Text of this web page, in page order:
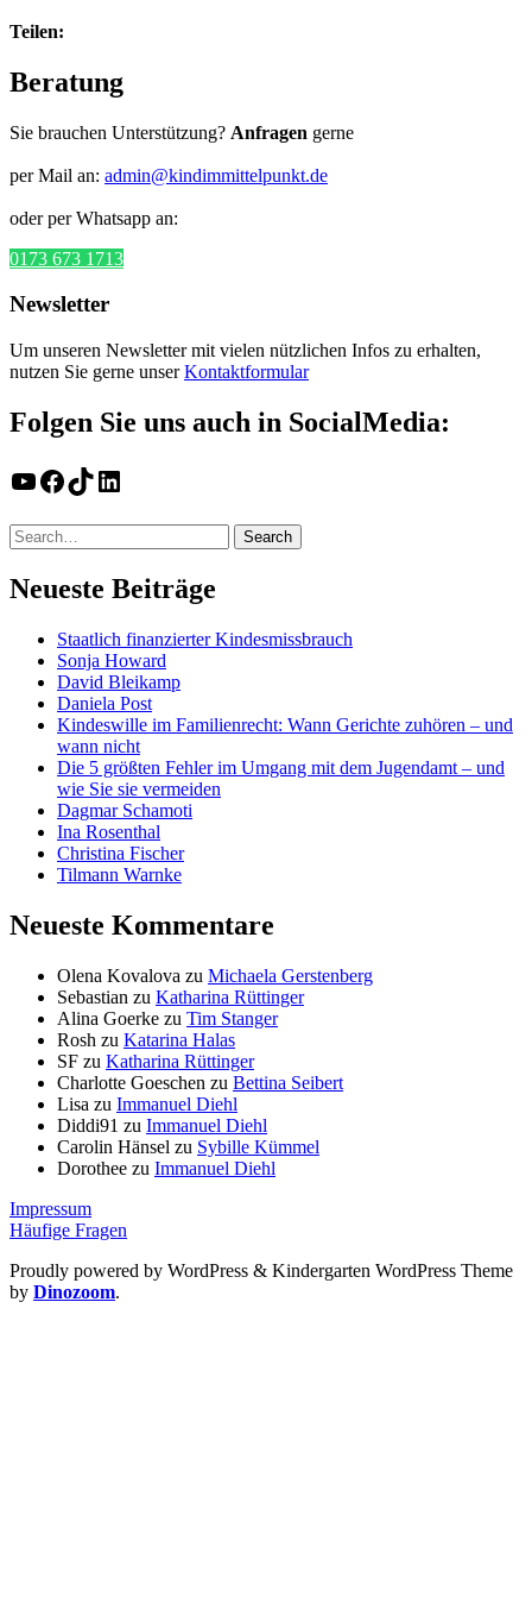
Teilen:
Beratung
Sie brauchen Unterstützung? Anfragen gerne
per Mail an: admin@kindimmittelpunkt.de
oder per Whatsapp an:
0173 673 1713
Newsletter
Um unseren Newsletter mit vielen nützlichen Infos zu erhalten,
nutzen Sie gerne unserKontaktformular
Folgen Sie uns auch in SocialMedia:
YouTube
Facebook
TikTokLinkedIn
Neueste Beiträge
Staatlich finanzierter Kindesmissbrauch
Sonja Howard
David Bleikamp
Daniela Post
Kindeswille im Familienrecht: Wann Gerichte zuhören – und
wann nicht
Die 5 größten Fehler im Umgang mit dem Jugendamt – und
wie Sie sie vermeiden
Dagmar Schamoti
Ina Rosenthal
Christina Fischer
Tilmann Warnke
Neueste Kommentare
Olena Kovalova zu Michaela Gerstenberg
Sebastian zu Katharina Rüttinger
Alina Goerke zu Tim Stanger
Rosh zu Katarina Halas
SF zu Katharina Rüttinger
Charlotte Goeschen zu Bettina Seibert
Lisa zu Immanuel Diehl
Diddi91 zu Immanuel Diehl
Carolin Hänsel zu Sybille Kümmel
Dorothee zu Immanuel Diehl
Impressum
Häufige Fragen
Proudly powered by WordPress & Kindergarten WordPress Theme
by Dinozoom.